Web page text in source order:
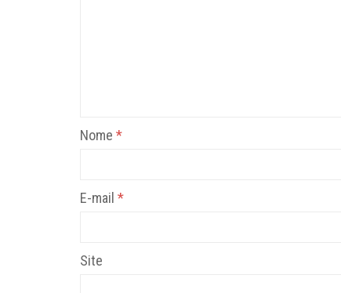
Nome *
E-mail *
Site